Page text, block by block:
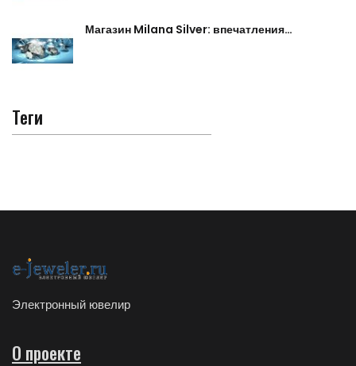
Магазин Milana Silver: впечатления…
Теги
Электронный ювелир
О проекте